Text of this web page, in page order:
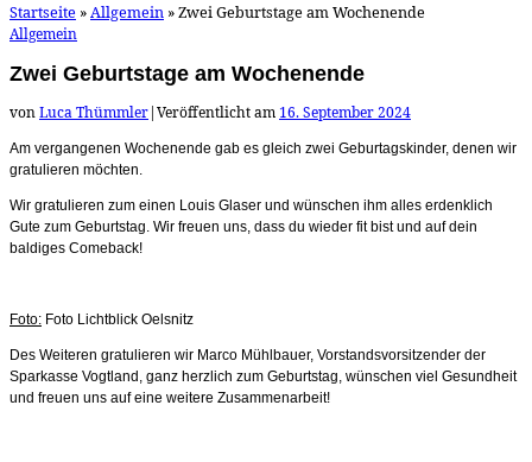
Startseite »Allgemein »Zwei Geburtstage am Wochenende
Allgemein
Zwei Geburtstage am Wochenende
vonLuca Thümmler|Veröffentlicht am 16. September 2024
Am vergangenen Wochenende gab es gleich zwei Geburtagskinder, denen wir
gratulieren möchten.
Wir gratulieren zum einen Louis Glaser und wünschen ihm alles erdenklich
Gute zum Geburtstag. Wir freuen uns, dass du wieder fit bist und auf dein
baldiges Comeback!
Foto: Foto Lichtblick Oelsnitz
Des Weiteren gratulieren wir Marco Mühlbauer, Vorstandsvorsitzender der
Sparkasse Vogtland, ganz herzlich zum Geburtstag, wünschen viel Gesundheit
und freuen uns auf eine weitere Zusammenarbeit!